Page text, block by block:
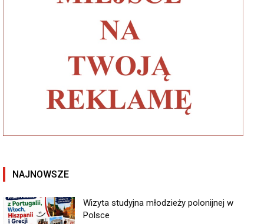
NAJNOWSZE
Wizyta studyjna młodzieży polonijnej w
Polsce